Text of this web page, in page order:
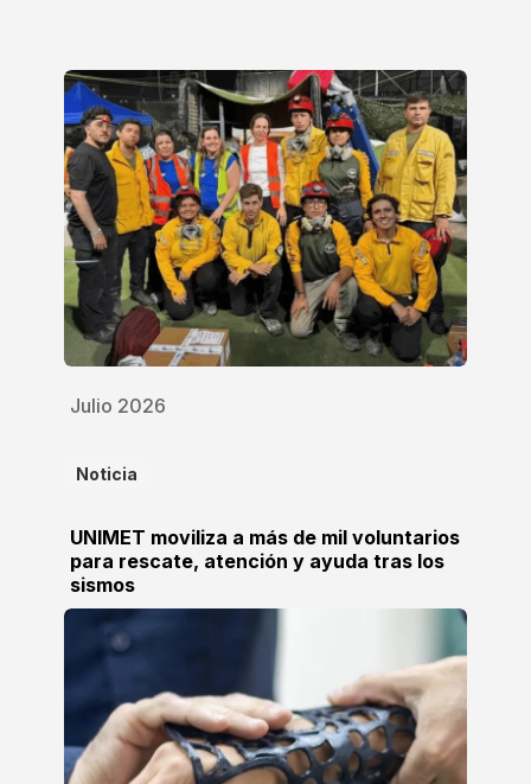
Julio 2026
Noticia
UNIMET moviliza a más de mil voluntarios
para rescate, atención y ayuda tras los
sismos